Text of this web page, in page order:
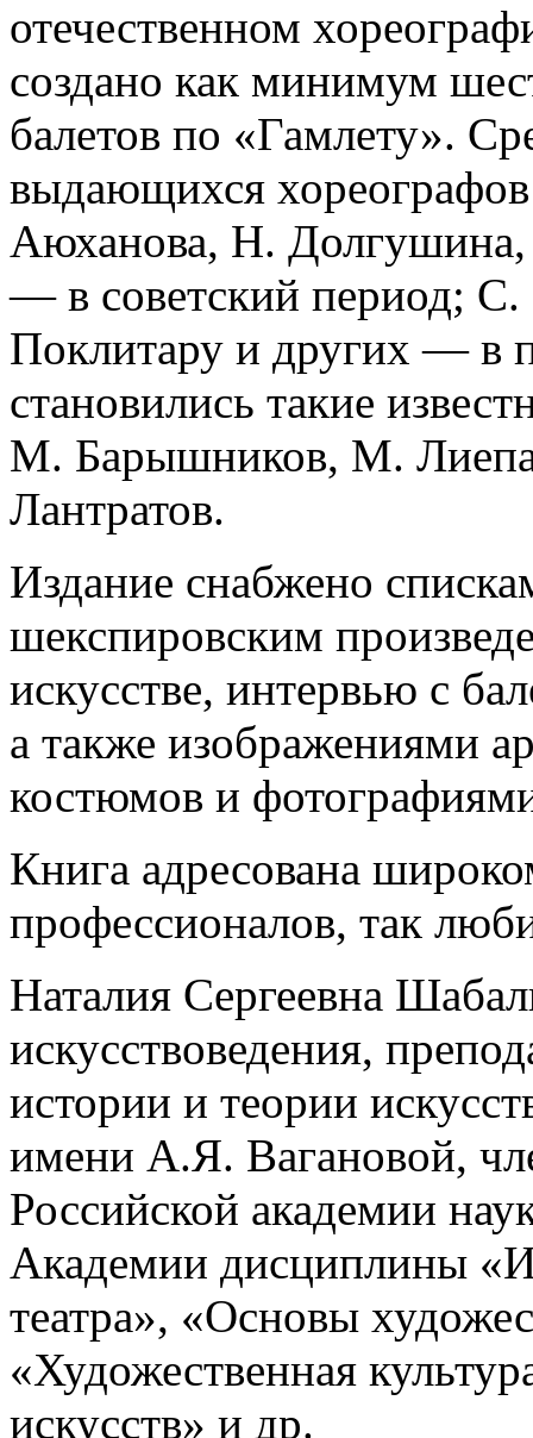
отечественном
создано как минимум
балетов по «Гамлету».
выдающихся
Аюханова, Н.
— в советский период;
Поклитару и других — в
становились такие
М. Барышников, М.
Лантратов.
Издание снабжено
шекспировским
искусстве, интервью с
а также изображениями
костюмов и
Книга адресована
профессионалов, так
Наталия Сергеевна
искусствоведения,
истории и теории
имени А.Я. Вагановой,
Российской академии
Академии дисциплины
театра», «Основы
«Художественная
искусств» и др.